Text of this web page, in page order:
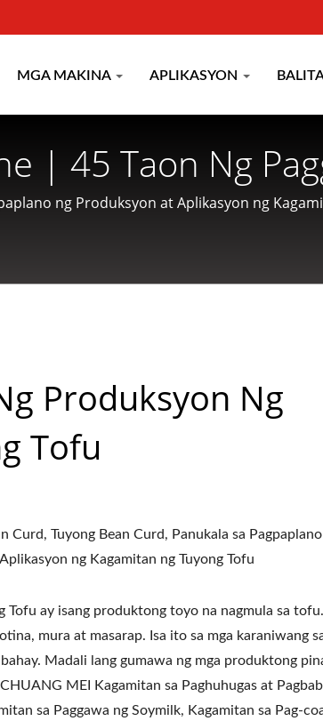
MGA MAKINA APLIKASYON
| 45 Taon Ng
& Pagluluto
ng Produksyon at Aplikasyon ng
Produksyon Ng
Tofu
Curd, Tuyong Bean Curd, Panukala sa
ng Kagamitan ng Tuyong Tofu
Tofu ay isang produktong toyo na nagmula sa
mura at masarap. Isa ito sa mga karaniwang
Madali lang gumawa ng mga produktong
MEI Kagamitan sa Paghuhugas at
sa Paggawa ng Soymilk, Kagamitan sa Pag-